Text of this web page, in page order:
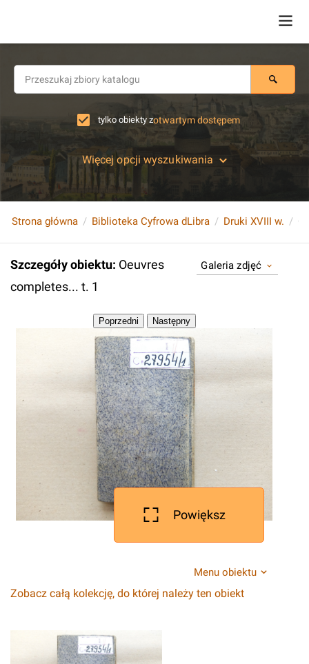
tylko obiekty zotwartym dostępem
Więcej opcji wyszukiwania
Strona główna Biblioteka Cyfrowa dLibra Druki XVIII w.
Szczegóły obiektu: Oeuvres
completes... t. 1
Galeria zdjęć
Powiększ
Menu obiektu
Zobacz całą kolekcję, do której należy ten obiekt